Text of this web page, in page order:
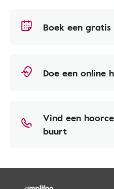
Boek een
Doe een online
Vind een
buurt